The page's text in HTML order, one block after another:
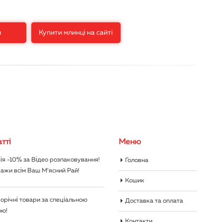
Купити млинці на сайті
-10% за Відео розпаковування!
всім Ваш М’ясний Рай!
товари за спеціальною
Меню
Головна
Кошик
Доставка та оплата